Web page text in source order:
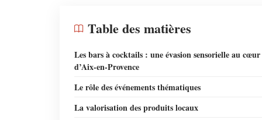
Table des matières
Les bars à cocktails : une évasion sensorielle au cœur
d’Aix-en-Provence
Le rôle des événements thématiques
La valorisation des produits locaux